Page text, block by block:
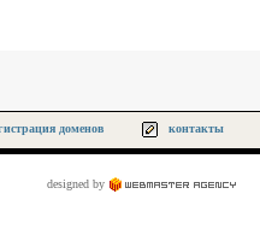
доменов контакты
designed by